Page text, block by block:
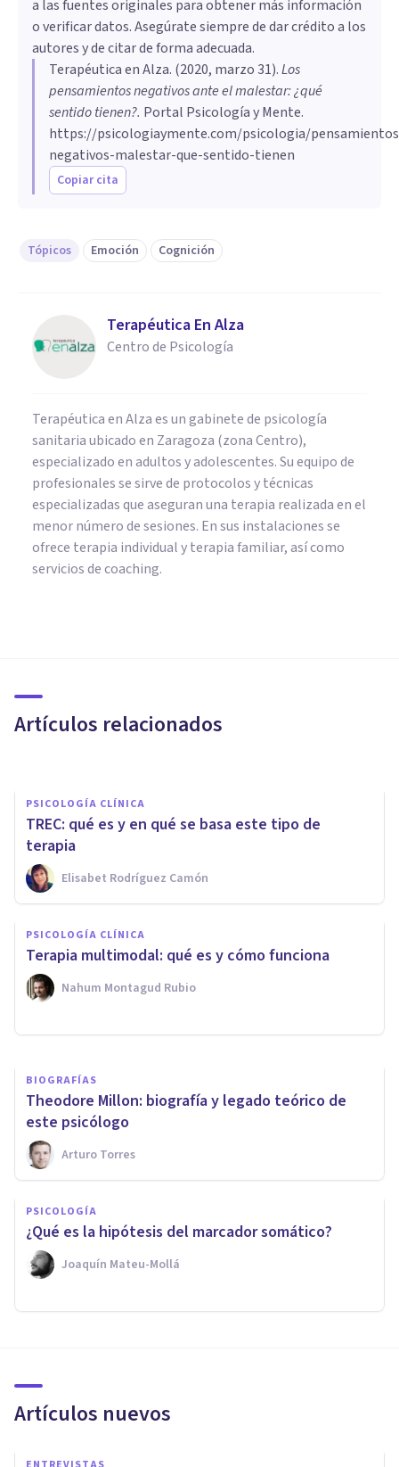
a las fuentes originales para obtener más información
o verificar datos. Asegúrate siempre de dar crédito a los
autores y de citar de forma adecuada.
Terapéutica en Alza. (2020, marzo 31).Los
pensamientos negativos ante el malestar: ¿qué
sentido tienen?. Portal Psicología y Mente.
https://psicologiaymente.com/psicologia/
negativos-malestar-que-sentido-tienen
Copiar cita
Tópicos Emoción Cognición
Terapéutica En Alza
Centro de Psicología
Terapéutica en Alza es un gabinete de psicología
sanitaria ubicado en Zaragoza (zona Centro),
especializado en adultos y adolescentes. Su equipo de
profesionales se sirve de protocolos y técnicas
especializadas que aseguran una terapia realizada en el
menor número de sesiones. En sus instalaciones se
ofrece terapia individual y terapia familiar, así como
servicios de coaching.
Artículos relacionados
Afectiva de Robert Zajonc
PSICOLOGÍA CLÍNICA
TREC: qué es y en qué se basa este tipo de
terapia
Elisabet Rodríguez Camón
PSICOLOGÍA CLÍNICA
Terapia multimodal: qué es y cómo funciona
Nahum Montagud Rubio
Emociones negativas: ¿pueden
tener un impacto positivo?
BIOGRAFÍAS
Theodore Millon: biografía y legado teórico de
este psicólogo
Arturo Torres
PSICOLOGÍA
¿Qué es la hipótesis del marcador somático?
Joaquín Mateu-Mollá
Artículos nuevos